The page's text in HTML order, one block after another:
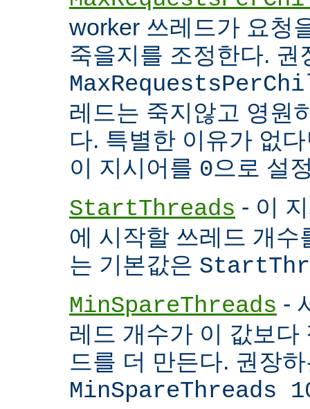
worker 쓰레드가 요청
죽을지를 조정한다. 권
레드는 죽지않고 영원
다. 특별한 이유가 없
이 지시어를 0으로 설
StartThreads - 이
에 시작할 쓰레드 개수
는 기본값은
MinSpareThreads -
레드 개수가 이 값보다
드를 더 만든다. 권장
MinSpareThreads